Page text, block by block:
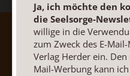
AGB und
Ja, ich möchte den
die Seelsorge-
willige in die
zum Zweck des E-
Verlag Herder ein.
Mail-Werbung kann